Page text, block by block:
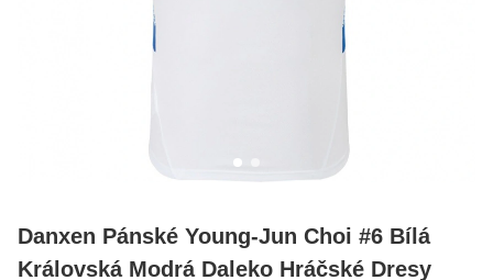
Danxen Pánské Young-Jun Choi #6 Bílá
Královská Modrá Daleko Hráčské Dresy